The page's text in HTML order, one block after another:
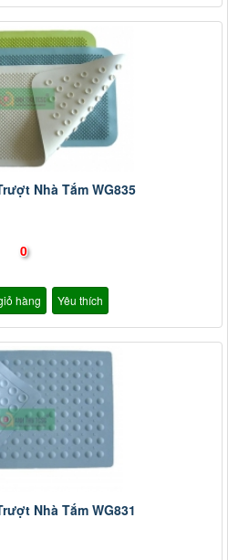
Nhà Tắm WG835
0
hàng Yêu thích
Nhà Tắm WG831